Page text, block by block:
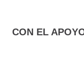
CON EL